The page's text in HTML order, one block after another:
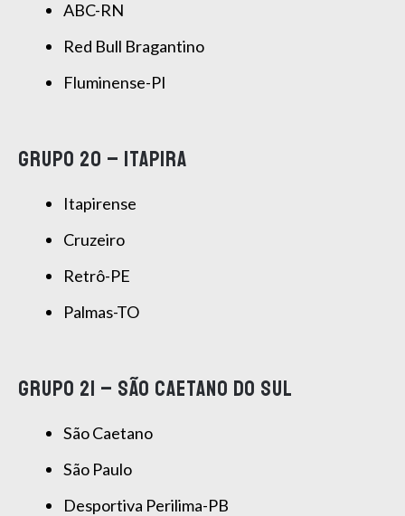
ABC-RN
Red Bull Bragantino
Fluminense-PI
GRUPO 20 – ITAPIRA
Itapirense
Cruzeiro
Retrô-PE
Palmas-TO
GRUPO 21 – SÃO CAETANO DO SUL
São Caetano
São Paulo
Desportiva Perilima-PB